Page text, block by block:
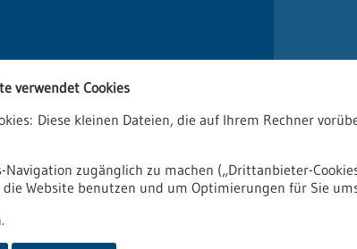
verwendet Cookies
Diese kleinen Dateien, die auf Ihrem Rechner
zugänglich zu machen („Drittanbieter-
Website benutzen und um Optimierungen für Sie